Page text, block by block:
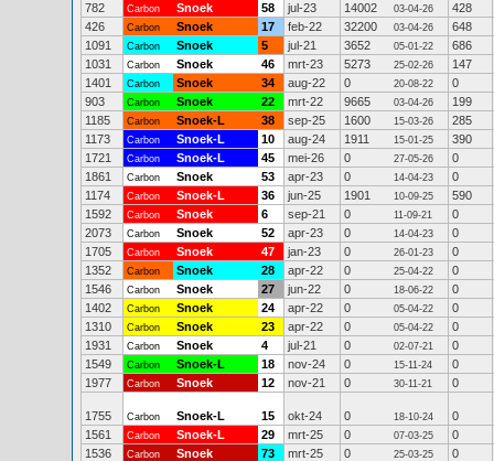
782
Carbon Snoek 58 jul-23 14002 03-04-26
428
426
Carbon Snoek 17 feb-22 32200 03-04-26
648
1091
Carbon Snoek 5 jul-21 3652 05-01-22
686
1031
Carbon Snoek 46 mrt-23 5273 25-02-26
147
1401
Carbon Snoek 34 aug-22 0 20-08-22
0
903
Carbon Snoek 22 mrt-22 9665 03-04-26
199
1185
Carbon Snoek-L 38 sep-25 1600 15-03-26
285
1173
Carbon Snoek-L 10 aug-24 1911 15-01-25
390
1721
Carbon Snoek-L 45 mei-26 0 27-05-26
0
1861
Carbon Snoek 53 apr-23 0 14-04-23
0
1174
Carbon Snoek-L 36 jun-25 1901 10-09-25
590
1592
Carbon Snoek 6 sep-21 0 11-09-21
0
2073
Carbon Snoek 52 apr-23 0 14-04-23
0
1705
Carbon Snoek 47 jan-23 0 26-01-23
0
1352
Carbon Snoek 28 apr-22 0 25-04-22
0
1546
Carbon Snoek 27 jun-22 0 18-06-22
0
1402
Carbon Snoek 24 apr-22 0 05-04-22
0
1310
Carbon Snoek 23 apr-22 0 05-04-22
0
1931
Carbon Snoek 4 jul-21 0 02-07-21
0
1549
Carbon Snoek-L 18 nov-24 0 15-11-24
0
1977
Carbon Snoek 12 nov-21 0 30-11-21 0
1755 Carbon Snoek-L 15 okt-24 0 18-10-24
0
1561
Carbon Snoek-L 29 mrt-25 0 07-03-25
0
1536
Carbon Snoek 73 mrt-25 0 25-03-25
0